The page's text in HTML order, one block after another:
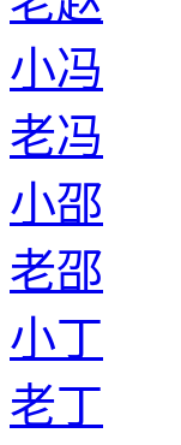
小冯
老冯
小邵
老邵
小丁
老丁